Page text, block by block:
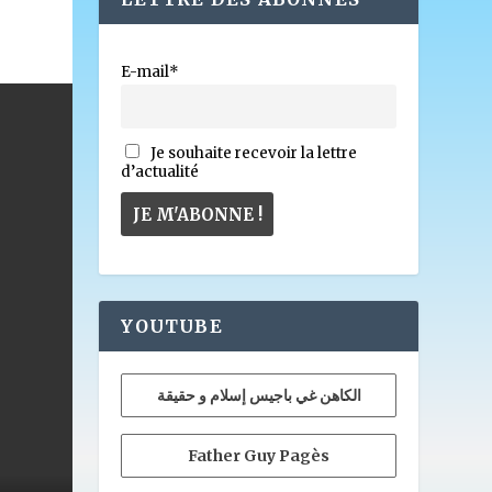
E-mail*
Je souhaite recevoir la lettre
d’actualité
YOUTUBE
الكاهن غي باجيس إسلام و حقيقة
Father Guy Pagès